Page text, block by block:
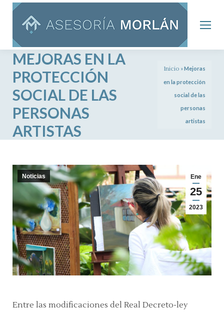
MEJORAS EN LA
PROTECCIÓN
SOCIAL DE LAS
PERSONAS
ARTISTAS
Inicio »Mejoras
en la protección
social de las
personas
artistas
Ene
25
2023
Noticias
Entre las modificaciones del Real Decreto-ley